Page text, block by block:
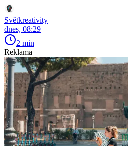
Světkreativity
dnes, 08:29
2 min
Reklama